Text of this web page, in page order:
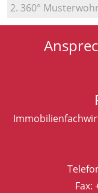
2. 360°
Fax: